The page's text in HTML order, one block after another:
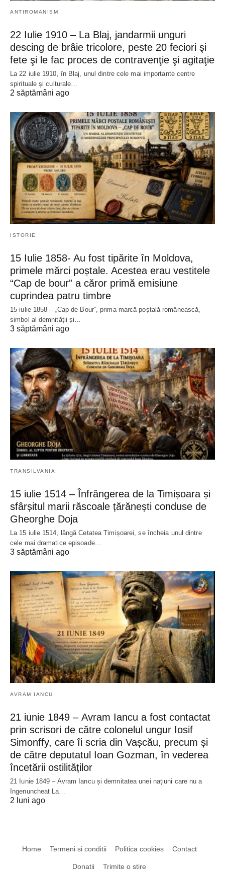
ANTIROMANISM
22 Iulie 1910 – La Blaj, jandarmii unguri
descing de brâie tricolore, peste 20 feciori şi
fete şi le fac proces de contravenţie şi agitaţie
La 22 iulie 1910, în Blaj, unul dintre cele mai importante centre
spirituale și culturale…
2 săptămâni ago
ISTORIE
15 Iulie 1858- Au fost tipărite în Moldova,
primele mărci poștale. Acestea erau vestitele
“Cap de bour” a căror primă emisiune
cuprindea patru timbre
15 iulie 1858 – „Cap de Bour”, prima marcă poștală românească,
simbol al demnității și…
3 săptămâni ago
TRANSILVANIA
15 iulie 1514 – Înfrângerea de la Timișoara și
sfârșitul marii răscoale țărănești conduse de
Gheorghe Doja
La 15 iulie 1514, lângă Cetatea Timișoarei, se încheia unul dintre
cele mai dramatice episoade…
3 săptămâni ago
AVRAM IANCU
21 iunie 1849 – Avram Iancu a fost contactat
prin scrisori de către colonelul ungur Iosif
Simonffy, care îi scria din Vașcău, precum și
de către deputatul Ioan Gozman, în vederea
încetării ostilităților
21 Iunie 1849 – Avram Iancu și demnitatea unei națiuni care nu a
îngenuncheat La…
2 luni ago
Home Termeni si conditii Politica cookies Contact
Donatii Trimite o stire